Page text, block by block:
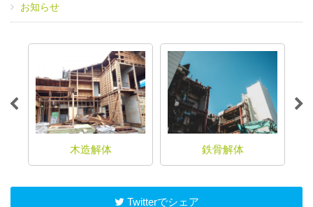
お知らせ
木造解体 鉄骨解体
Twitterでシェア